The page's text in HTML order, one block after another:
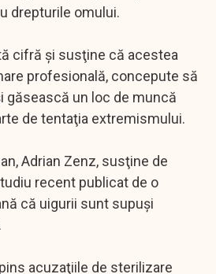
drepturile omului.
cifră şi susţine că acestea
profesională, concepute să
găsească un loc de muncă
de tentaţia extremismului.
Adrian Zenz, susţine de
recent publicat de o
că uigurii sunt supuşi
acuzaţiile de sterilizare